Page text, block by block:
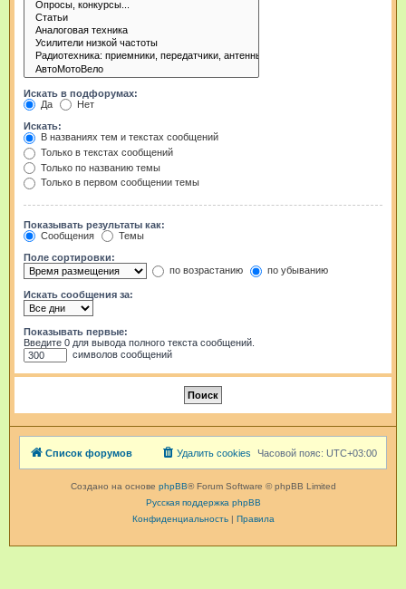
Искать в подфорумах:
Да
Нет
Искать:
В названиях тем и текстах сообщений
Только в текстах сообщений
Только по названию темы
Только в первом сообщении темы
Показывать результаты как:
Сообщения
Темы
Поле сортировки:
по возрастанию
по убыванию
Искать сообщения за:
Показывать первые:
Введите 0 для вывода полного текста сообщений.
символов сообщений
Список форумов Часовой пояс: UTC+03:00
Удалить cookies
Создано на основе phpBB® Forum Software © phpBB Limited
Русская поддержка phpBB
Конфиденциальность| Правила